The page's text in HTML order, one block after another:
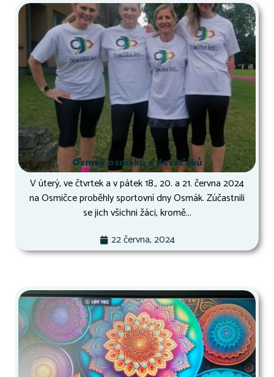
Osmák osmáků a deváťáků
V úterý, ve čtvrtek a v pátek 18., 20. a 21. června 2024
na Osmičce proběhly sportovní dny Osmák. Zúčastnili
se jich všichni žáci, kromě...
22 června, 2024